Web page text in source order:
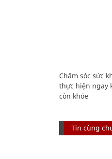
Chăm sóc sức
thực hiện ngay
còn khỏe
Tin cùng